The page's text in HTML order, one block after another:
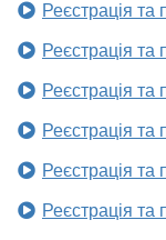
Реєстрація
Реєстрація
Реєстрація
Реєстрація
Реєстрація
Реєстрація